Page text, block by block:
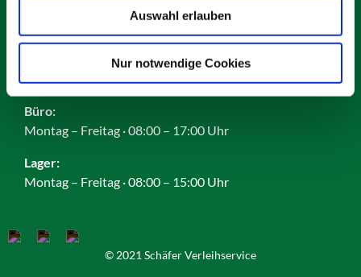
Auswahl erlauben
Nur notwendige Cookies
Öffnungszeiten:
Büro:
Montag – Freitag · 08:00 – 17:00 Uhr
Lager:
Montag – Freitag · 08:00 – 15:00 Uhr
© 2021 Schäfer Verleihservice